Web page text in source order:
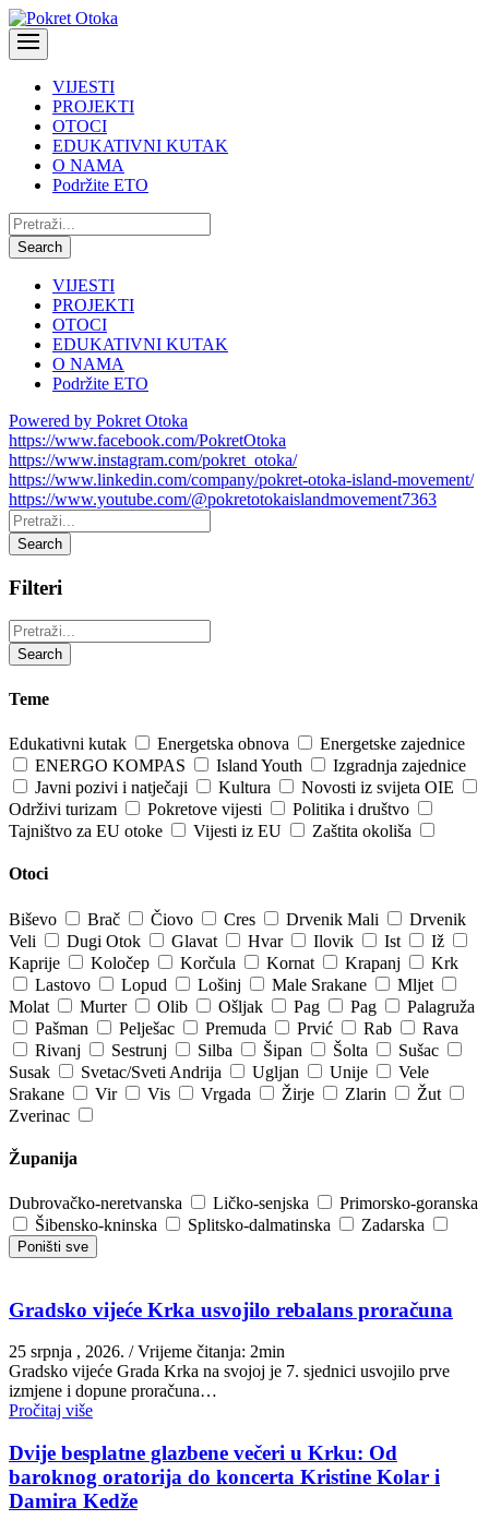
VIJESTI
PROJEKTI
OTOCI
EDUKATIVNI KUTAK
O NAMA
Podržite ETO
Pretraži:
Search
VIJESTI
PROJEKTI
OTOCI
EDUKATIVNI KUTAK
O NAMA
Podržite ETO
Powered by Pokret Otoka
https://www.facebook.com/PokretOtoka
https://www.instagram.com/pokret_otoka/
https://www.linkedin.com/company/pokret-otoka-island-movement/
https://www.youtube.com/@pokretotokaislandmovement7363
Pretraži:
Search
Filteri
Pretraži:
Search
Teme
Edukativni kutak Energetska obnova
Energetske zajednice
ENERGO KOMPAS
Island Youth
Izgradnja zajednice
Javni pozivi i natječaji
Kultura
Novosti iz svijeta OIE
Održivi turizam
Pokretove vijesti
Politika i društvo
Tajništvo za EU otoke
Vijesti iz EU Zaštita okoliša
Otoci
Biševo Brač Čiovo Cres Drvenik Mali
Drvenik
Veli
Dugi Otok Glavat Hvar Ilovik Ist
Iž
Kaprije
Koločep Korčula Kornat Krapanj
Krk
Lastovo
Lopud Lošinj Male Srakane
Mljet
Molat
Murter Olib Ošljak Pag Pag
Palagruža
Pašman
Pelješac Premuda Prvić Rab
Rava
Rivanj
Sestrunj Silba Šipan Šolta
Sušac
Susak
Svetac/Sveti Andrija Ugljan Unije
Vele
Srakane
Vir Vis Vrgada Žirje Zlarin
Žut
Zverinac
Županija
Dubrovačko-neretvanska Ličko-senjska
Primorsko-goranska
Šibensko-kninska
Splitsko-dalmatinska Zadarska
Poništi sve
Gradsko vijeće Krka usvojilo rebalans proračuna
25 srpnja , 2026. / Vrijeme čitanja: 2min
Gradsko vijeće Grada Krka na svojoj je 7. sjednici usvojilo prve
izmjene i dopune proračuna…
Pročitaj više
Dvije besplatne glazbene večeri u Krku: Od
baroknog oratorija do koncerta Kristine Kolar i
Damira Kedže